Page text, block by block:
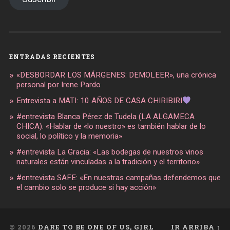
ENTRADAS RECIENTES
«DESBORDAR LOS MÁRGENES: DEMOLEER», una crónica
personal por Irene Pardo
Entrevista a MATI: 10 AÑOS DE CASA CHIRIBIRI
#entrevista Blanca Pérez de Tudela (LA ALGAMECA
CHICA): «Hablar de «lo nuestro» es también hablar de lo
social, lo político y la memoria»
#entrevista La Gracia: «Las bodegas de nuestros vinos
naturales están vinculadas a la tradición y el territorio»
#entrevista SAFE: «En nuestras campañas defendemos que
el cambio solo se produce si hay acción»
© 2026 DARE TO BE ONE OF US, GIRL IR ARRIBA ↑